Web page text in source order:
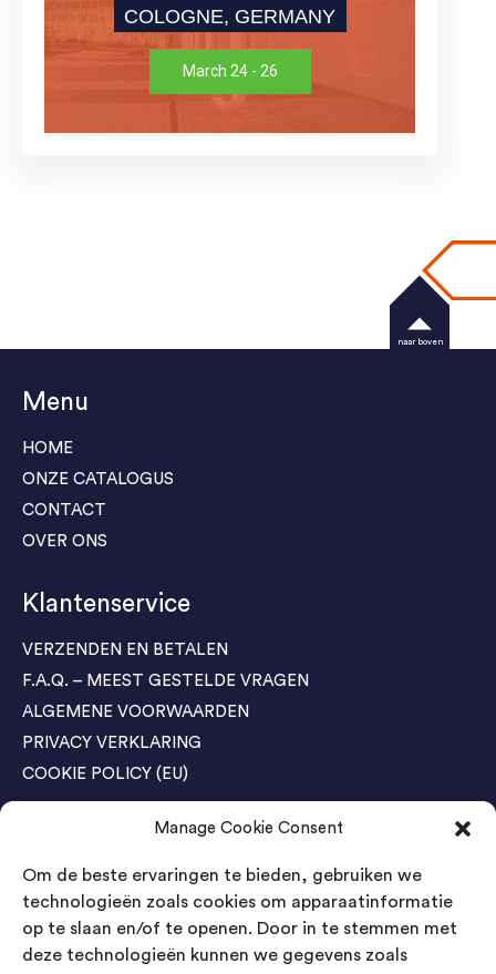
Manage Cookie Consent
Om de beste ervaringen te bieden, gebruiken we
technologieën zoals cookies om apparaatinformatie
op te slaan en/of te openen. Door in te stemmen met
deze technologieën kunnen we gegevens zoals
COLOGNE, GERMANY
March 24 - 26
Menu
HOME
ONZE CATALOGUS
CONTACT
OVER ONS
Klantenservice
VERZENDEN EN BETALEN
F.A.Q. – MEEST GESTELDE VRAGEN
ALGEMENE VOORWAARDEN
PRIVACY VERKLARING
COOKIE POLICY (EU)
Agenda Trade Shows
04-05 November / SVG FAIR Winterswijk
Bestel GRATIS kaarten
Bestel GRATIS kaarten
naar boven